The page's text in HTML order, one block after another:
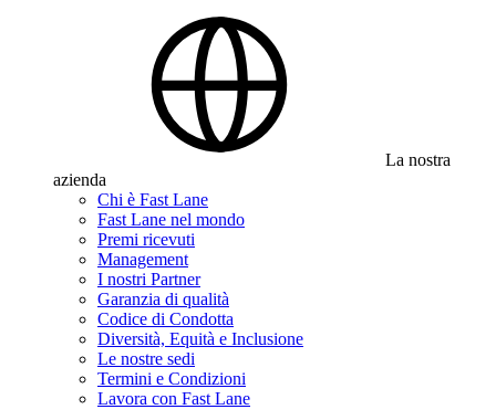
La nostra
azienda
Chi è Fast Lane
Fast Lane nel mondo
Premi ricevuti
Management
I nostri Partner
Garanzia di qualità
Codice di Condotta
Diversità, Equità e Inclusione
Le nostre sedi
Termini e Condizioni
Lavora con Fast Lane